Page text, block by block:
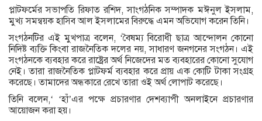
প্লাটফর্মের সভাপতি রিফাত রশিদ, সাংগঠনিক সম্পাদক মঈনুল ইসলাম,
মুখ্য সমন্বয়ক হাসিব আল ইসলামের বিরুদ্ধে এমন অভিযোগ করেন তিনি।
সংগঠনটির এই মুখপাত্র বলেন, ‘বৈষম্য বিরোধী ছাত্র আন্দোলন কোনো
নিদিষ্ট ব্যক্তি কিংবা রাজনৈতিক দলের নয়, সাধারণ জনগনের সংগঠন। এই
সংগঠনকে ব্যবহার করে রাষ্ট্রের অর্থ নিজেদের মত ব্যবহারের কোনো সুযোগ
নেই। তারা রাজনৈতিক প্লাটফর্ম ব্যবহার করে প্রায় এক কোটি টাকা সংগ্রহ
করেছে। তামাদের অন্ধকারে রেখে তারা ওই অর্থ লোপাট করেছে।
তিনি বলেন,‘ ‘হাঁ’এর পক্ষে প্রচারণার দেশব্যাপী অনলাইনে প্রচারণার
আয়োজন করা হয়।